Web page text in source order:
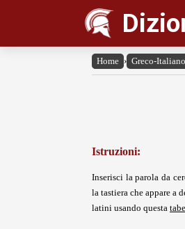
Home › Greco-Italiano
Istruzioni:
Inserisci la parola da
la tastiera che appare a
latini usando questa